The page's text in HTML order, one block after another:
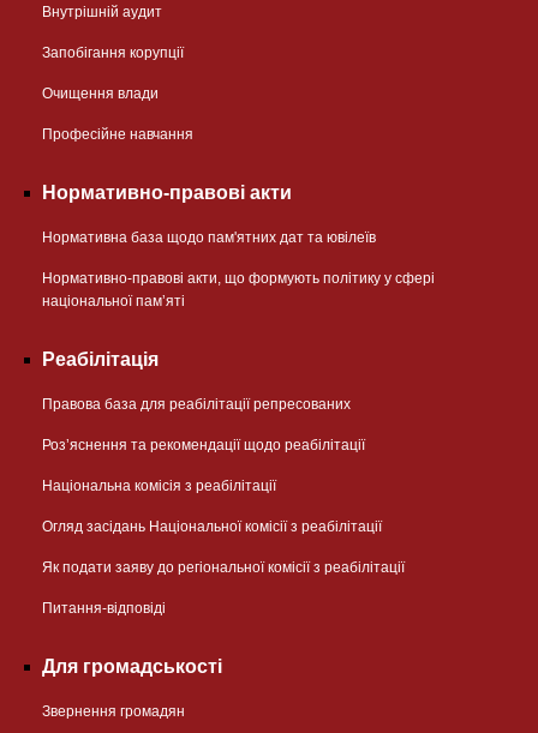
Внутрішній аудит
Запобігання корупції
Очищення влади
Професійне навчання
Нормативно-правові акти
Нормативна база щодо пам'ятних дат та ювілеїв
Нормативно-правові акти, що формують політику у сфері
національної памʼяті
Реабілітація
Правова база для реабілітації репресованих
Розʼяснення та рекомендації щодо реабілітації
Національна комісія з реабілітації
Огляд засідань Національної комісії з реабілітації
Як подати заяву до регіональної комісії з реабілітації
Питання-відповіді
Для громадськості
Звернення громадян